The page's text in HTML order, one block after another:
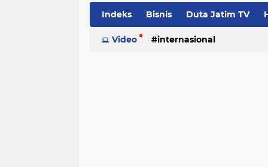
Indeks Bisnis Duta Jatim TV
Video internasional